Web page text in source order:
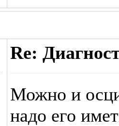
Re:
Можно и
надо его